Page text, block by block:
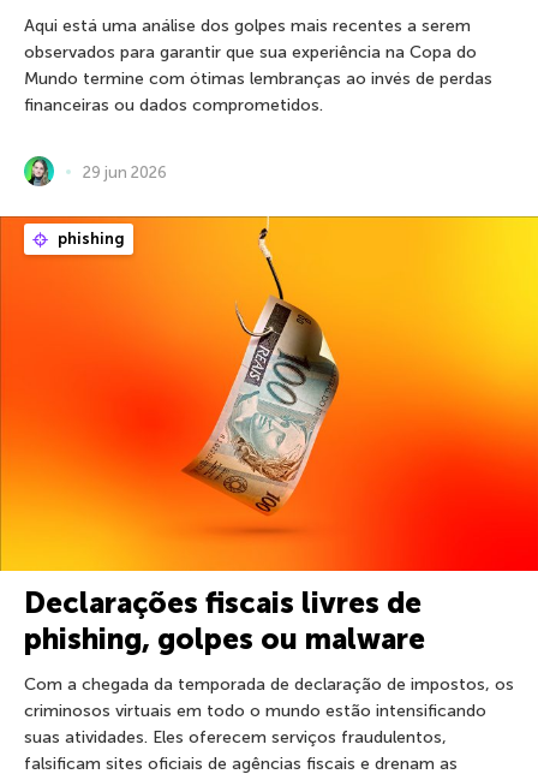
Aqui está uma análise dos golpes mais recentes a serem
observados para garantir que sua experiência na Copa do
Mundo termine com ótimas lembranças ao invés de perdas
financeiras ou dados comprometidos.
29 jun 2026
phishing
Declarações fiscais livres de
phishing, golpes ou malware
Com a chegada da temporada de declaração de impostos, os
criminosos virtuais em todo o mundo estão intensificando
suas atividades. Eles oferecem serviços fraudulentos,
falsificam sites oficiais de agências fiscais e drenam as